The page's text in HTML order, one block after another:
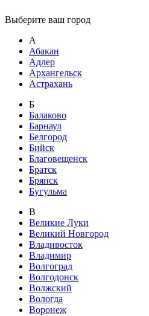
Выберите ваш город
А
Абакан
Адлер
Архангельск
Астрахань
Б
Балаково
Барнаул
Белгород
Бийск
Благовещенск
Братск
Брянск
Бугульма
В
Великие Луки
Великий Новгород
Владивосток
Владимир
Волгоград
Волгодонск
Волжский
Вологда
Воронеж